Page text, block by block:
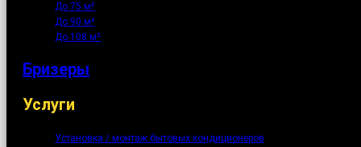
До 75 м²
До 90 м²
До 108 м²
Бризеры
Услуги
Установка / монтаж бытовых кондиционеров